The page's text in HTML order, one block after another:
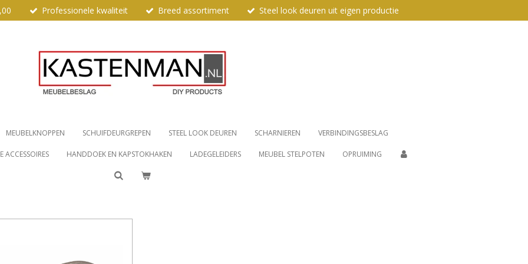
Professionele kwaliteit Breed assortiment Steel look deuren uit eigen productie
MEUBELKNOPPEN SCHUIFDEURGREPEN STEEL LOOK DEUREN SCHARNIEREN VERBINDINGSBESLAG
ACCESSOIRES HANDDOEK EN KAPSTOKHAKEN LADEGELEIDERS MEUBEL STELPOTEN OPRUIMING